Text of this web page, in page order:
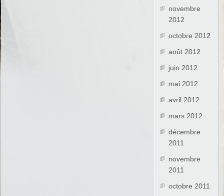
novembre
2012
octobre 2012
août 2012
juin 2012
mai 2012
avril 2012
mars 2012
décembre
2011
novembre
2011
octobre 2011